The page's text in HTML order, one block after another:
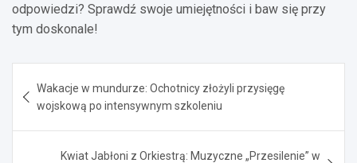
odpowiedzi? Sprawdź swoje umiejętności i baw się przy
tym doskonale!
wpisu
Wakacje w mundurze: Ochotnicy złożyli przysięgę
wojskową po intensywnym szkoleniu
Kwiat Jabłoni z Orkiestrą: Muzyczne „Przesilenie” w